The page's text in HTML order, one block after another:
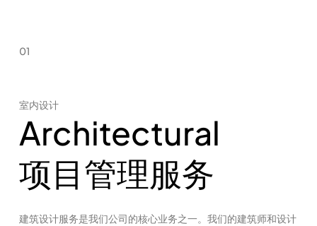
01
室内设计
Architectural
项目管理服务
建筑设计服务是我们公司的核心业务之一。我们的建筑师和设计